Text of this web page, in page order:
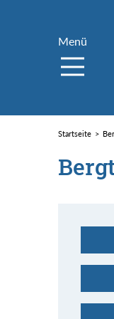
Menü
Startseite